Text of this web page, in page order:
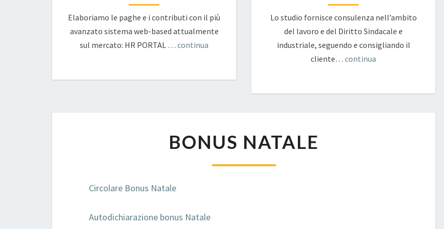
Elaboriamo le paghe e i contributi con il più
avanzato sistema web-based attualmente
sul mercato: HR PORTAL … continua
Lo studio fornisce consulenza nell’ambito
del lavoro e del Diritto Sindacale e
industriale, seguendo e consigliando il
cliente… continua
NATALE
BONUS NATALE
Circolare Bonus Natale
Autodichiarazione bonus Natale